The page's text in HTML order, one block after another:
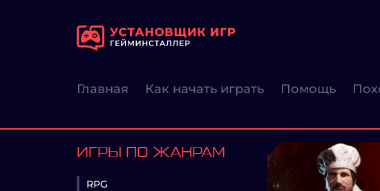
Главная Как начать играть Помощь
ИГРЫ ПО ЖАНРАМ
RPG